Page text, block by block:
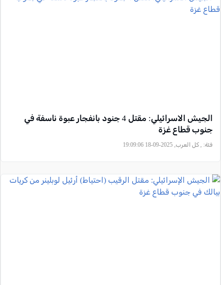
الجيش الاسرائيلي: مقتل 4 جنود بانفجار عبوة ناسفة في
جنوب قطاع غزة
فئة: , كل العرب, 2025-09-18 19:09:06